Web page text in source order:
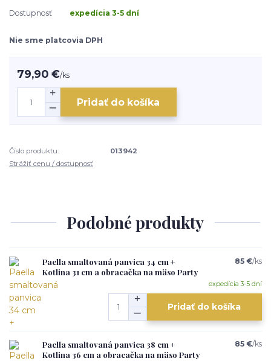
Dostupnosť expedícia 3-5 dní
Nie sme platcovia DPH
79,90 €/ks
Pridať do košíka
Číslo produktu:
013942
Strážiť cenu / dostupnosť
Podobné produkty
Paella smaltovaná panvica 34 cm +
Kotlina 31 cm a obracačka na mäso Party
85 €/ks
expedícia 3-5 dní
Pridať do košíka
Paella smaltovaná panvica 38 cm +
Kotlina 36 cm a obracačka na mäso Party
85 €/ks